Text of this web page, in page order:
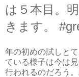
は５本目。
きます。
年の初めの試しと
ている様子は今は
行われるのだろう